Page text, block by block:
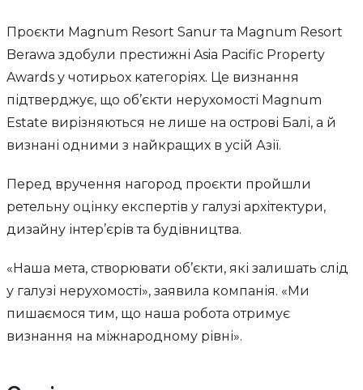
Проєкти Magnum Resort Sanur та Magnum Resort
Berawa здобули престижні Asia Pacific Property
Awards у чотирьох категоріях. Це визнання
підтверджує, що об’єкти нерухомості Magnum
Estate вирізняються не лише на острові Балі, а й
визнані одними з найкращих в усій Азії.
Перед вручення нагород проєкти пройшли
ретельну оцінку експертів у галузі архітектури,
дизайну інтер’єрів та будівництва.
«Наша мета, створювати об’єкти, які залишать слід
у галузі нерухомості», заявила компанія. «Ми
пишаємося тим, що наша робота отримує
визнання на міжнародному рівні».